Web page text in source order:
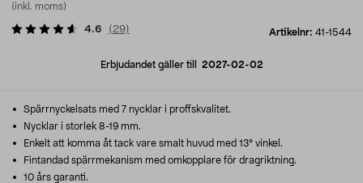
(inkl. moms)
Artikelnr: 41-1544
4.6 ( 29)
Erbjudandet gäller till 2027-02-02
Spärrnyckelsats med 7 nycklar i proffskvalitet.
Nycklar i storlek 8-19 mm.
Enkelt att komma åt tack vare smalt huvud med 13° vinkel.
Fintandad spärrmekanism med omkopplare för dragriktning.
10 års garanti.